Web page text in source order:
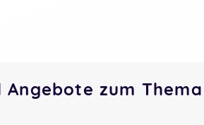
Angebote zum